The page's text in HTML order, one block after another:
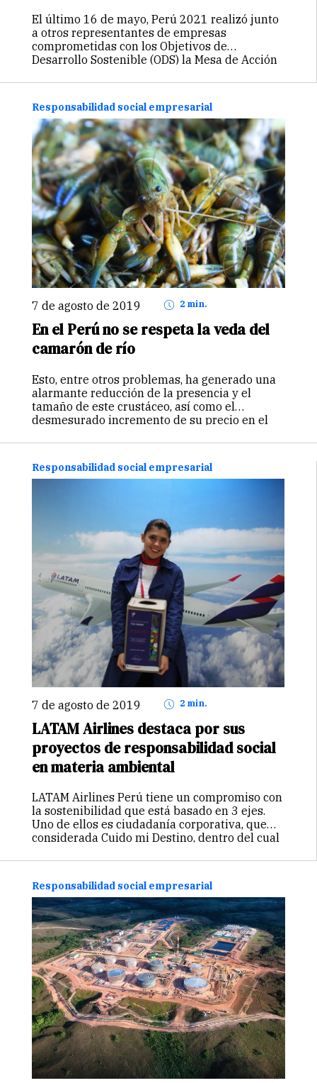
El último 16 de mayo, Perú 2021 realizó junto
a otros representantes de empresas
comprometidas con los Objetivos de
Desarrollo Sostenible (ODS) la Mesa de Acción
Los términos acordados en esta reunión que
Continuar
Responsabilidad social empresarial
7 de agosto de 2019 2 min.
En el Perú no se respeta la veda del
camarón de río
Esto, entre otros problemas, ha generado una
alarmante reducción de la presencia y el
tamaño de este crustáceo, así como el
desmesurado incremento de su precio en el
de El Rocoto. Por Rudy Chávez
rchavez@stakeholders.com.pe En…
Responsabilidad social empresarial
7 de agosto de 2019 2 min.
LATAM Airlines destaca por sus
proyectos de responsabilidad social
en materia ambiental
LATAM Airlines Perú tiene un compromiso con
la sostenibilidad que está basado en 3 ejes.
Uno de ellos es ciudadanía corporativa, que
considerada Cuido mi Destino, dentro del cual
busca reducir la cantidad de…Continuar
Responsabilidad social empresarial